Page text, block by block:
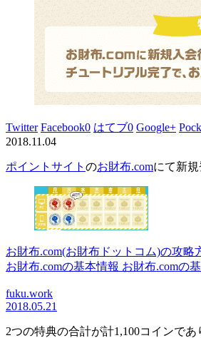
Twitter Facebook0 はてブ0 Google+
2018.11.04
ポイントサイト のお財布.comにて新
お財布.com(お財布ドットコム)の攻略
お財布.comの基本情報 お財布.comの
fuku.work
2018.05.21
2つの特典の合計が計1,100コインで